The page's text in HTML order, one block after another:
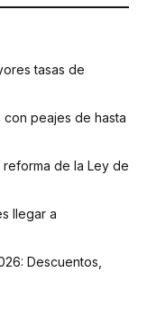
tasas de
peajes de hasta
reforma de la Ley de
llegar a
Descuentos,